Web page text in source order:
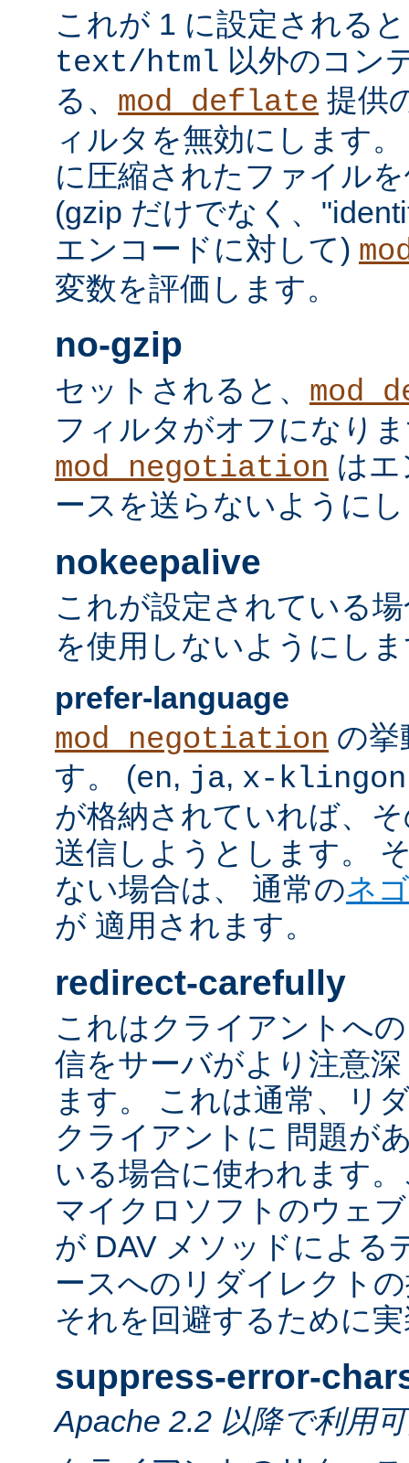
これが 1 に設定される
text/html 以外のコン
る、 mod_deflate 提供
ィルタを無効にします
に圧縮されたファイル
(gzip だけでなく、
エンコードに対して)
変数を評価します。
no-gzip
セットされると、
フィルタがオフになり
mod_negotiation は
ースを送らないように
nokeepalive
これが設定されている
を使用しないようにし
prefer-language
mod_negotiation の挙
す。 (en, ja, x-klingon
が格納されていれば、
送信しようとします。
ない場合は、 通常のネ
が 適用されます。
redirect-carefully
これはクライアントへ
信をサーバがより注意
ます。 これは通常、リ
クライアントに 問題が
いる場合に使われます
マイクロソフトのウェ
が DAV メソッドによる
ースへのリダイレクト
それを回避するために
suppress-error-
Apache 2.2 以降で利用